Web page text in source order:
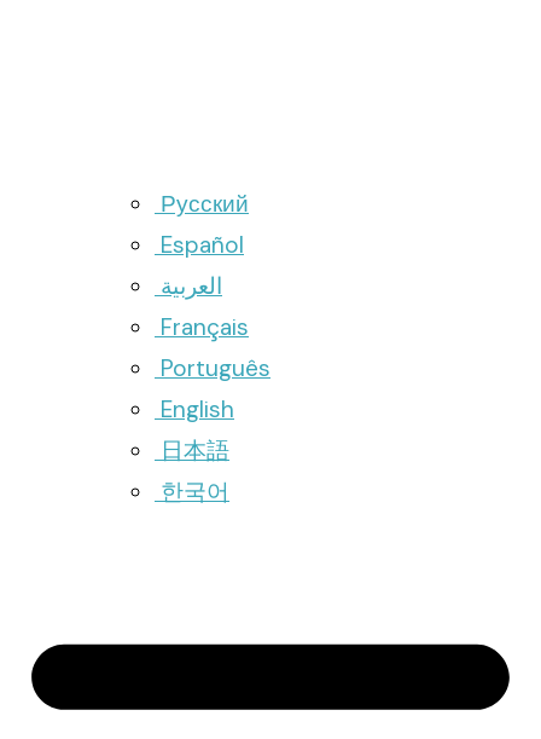
Русский
Español
العربية
Français
Português
English
日本語
한국어